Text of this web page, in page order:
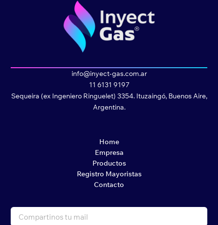
info@inyect-gas.com.ar
11 6131 9197
Sequeira (ex Ingeniero Ringuelet) 3354. Ituzaingó, Buenos Aire,
Argentina.
Home
Empresa
Productos
Registro Mayoristas
Contacto